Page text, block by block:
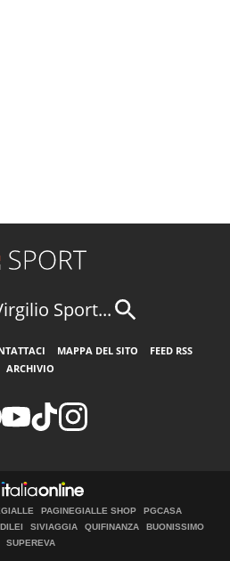
Sport...
MAPPA DEL SITO
FEED RSS
ARCHIVIO
PAGINEGIALLE SHOP
PGCASA
DILEI SIVIAGGIA QUIFINANZA
BUONISSIMO
SUPEREVA